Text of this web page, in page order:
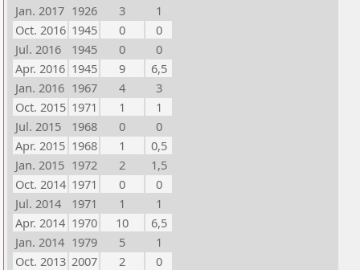
Jan. 2017 1926 3
1
Oct. 2016 1945 0
0
Jul. 2016
1945 0
0
Apr. 2016 1945 9
6,5
Jan. 2016 1967 4
3
Oct. 2015 1971 1
1
Jul. 2015
1968 0
0
Apr. 2015 1968 1
0,5
Jan. 2015 1972 2
1,5
Oct. 2014 1971 0
0
Jul. 2014
1971 1
1
Apr. 2014 1970 10
6,5
Jan. 2014 1979 5
1
Oct. 2013 2007 2
0